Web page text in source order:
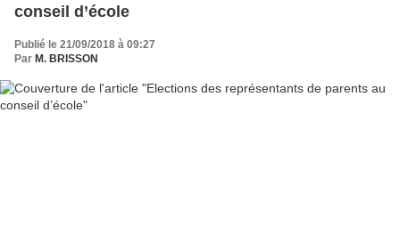
conseil d’école
Publié le 21/09/2018 à 09:27
Par M. BRISSON